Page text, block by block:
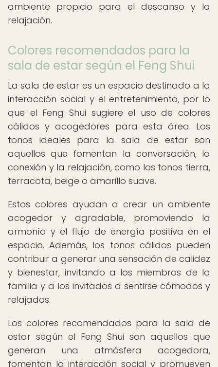
ambiente propicio para el descanso y la
relajación.
Colores recomendados para la
sala de estar según el Feng Shui
La sala de estar es un espacio destinado a la
interacción social y el entretenimiento, por lo
que el Feng Shui sugiere el uso de colores
cálidos y acogedores para esta área. Los
tonos ideales para la sala de estar son
aquellos que fomentan la conversación, la
conexión y la relajación, como los tonos tierra,
terracota, beige o amarillo suave.
Estos colores ayudan a crear un ambiente
acogedor y agradable, promoviendo la
armonía y el flujo de energía positiva en el
espacio. Además, los tonos cálidos pueden
contribuir a generar una sensación de calidez
y bienestar, invitando a los miembros de la
familia y a los invitados a sentirse cómodos y
relajados.
Los colores recomendados para la sala de
estar según el Feng Shui son aquellos que
generan una atmósfera acogedora,
fomentan la interacción social y promueven